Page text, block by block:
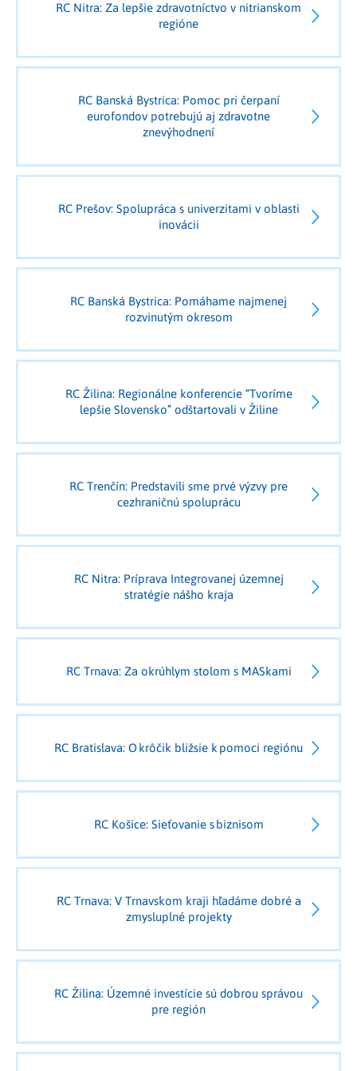
RC Nitra: Za lepšie zdravotníctvo v nitrianskom
regióne
RC Banská Bystrica: Pomoc pri čerpaní
eurofondov potrebujú aj zdravotne
znevýhodnení
RC Prešov: Spolupráca s univerzitami v oblasti
inovácii
RC Banská Bystrica: Pomáhame najmenej
rozvinutým okresom
RC Žilina: Regionálne konferencie “Tvoríme
lepšie Slovensko” odštartovali v Žiline
RC Trenčín: Predstavili sme prvé výzvy pre
cezhraničnú spoluprácu
RC Nitra: Príprava Integrovanej územnej
stratégie nášho kraja
RC Trnava: Za okrúhlym stolom s MASkami
RC Bratislava: O krôčik bližsie k pomoci regiónu
RC Košice: Sieťovanie s biznisom
RC Trnava: V Trnavskom kraji hľadáme dobré a
zmysluplné projekty
RC Žilina: Územné investície sú dobrou správou
pre región